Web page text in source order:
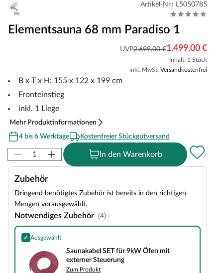
Artikel-Nr.: L5050785
Elementsauna 68 mm Paradiso 1
UVP2.699,00 €1.499,00 €
Inhalt: 1 Stück
inkl. MwSt. Versandkostenfrei
B x T x H: 155 x 122 x 199 cm
Fronteinstieg
inkl. 1 Liege
Mehr Produktinformationen
4 bis 6 Werktage
Kostenfreier Stückgutversand
In den Warenkorb
Zubehör
Dringend benötigtes Zubehör ist bereits in den richtigen
Mengen vorausgewählt.
Notwendiges Zubehör (4)
✓ Ausgewählt
Saunakabel SET für 9kW Öfen mit externer Steuerung
Saunakabel SET für 9kW Öfen mit
externer Steuerung
Zum Produkt